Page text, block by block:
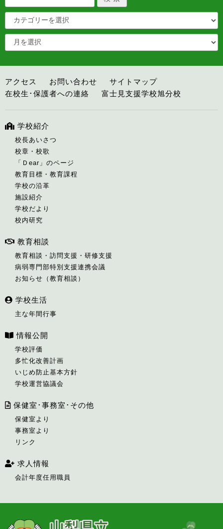
アクセス お問い合わせ
サイトマップ
在校生･保護者への連絡
富士見支援学校旭分校
学校紹介
校長あいさつ
校章・校歌
「Ｄear」のページ
教育目標・教育課程
学校の沿革
施設紹介
学校だより
校内研究
教育相談
教育相談・訪問支援・研修支援
病弱専門部特別支援連携会議
お知らせ（教育相談）
学校生活
主な年間行事
情報公開
学校評価
多忙化改善計画
いじめ防止基本方針
学校運営協議会
保健室･事務室･その他
保健室より
事務室より
リンク
求人情報
会計年度任用職員